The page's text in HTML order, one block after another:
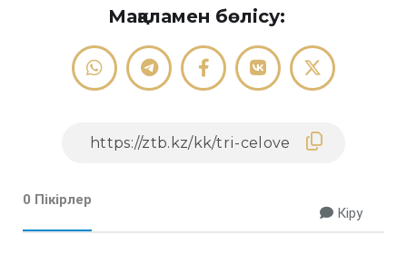
Мақаламен бөлісу:
0 Пікірлер
Кіру